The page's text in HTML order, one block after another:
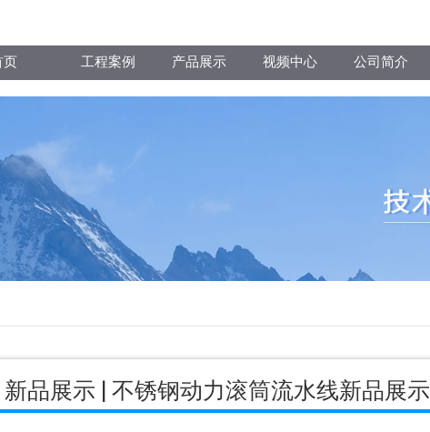
页 工程案例 产品展示 视频中心 公司简介
新品展示 | 不锈钢动力滚筒流水线新品展示